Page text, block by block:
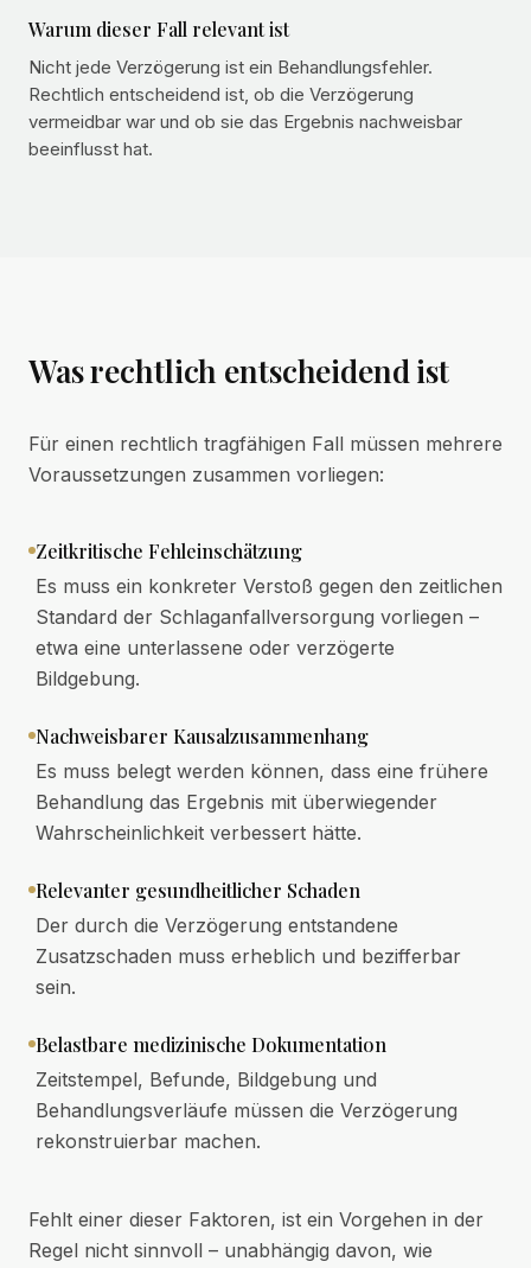
Warum dieser Fall relevant ist
Nicht jede Verzögerung ist ein Behandlungsfehler.
Rechtlich entscheidend ist, ob die Verzögerung
vermeidbar war und ob sie das Ergebnis nachweisbar
beeinflusst hat.
Was rechtlich entscheidend ist
Für einen rechtlich tragfähigen Fall müssen mehrere
Voraussetzungen zusammen vorliegen:
Zeitkritische Fehleinschätzung
Es muss ein konkreter Verstoß gegen den zeitlichen
Standard der Schlaganfallversorgung vorliegen –
etwa eine unterlassene oder verzögerte
Bildgebung.
Nachweisbarer Kausalzusammenhang
Es muss belegt werden können, dass eine frühere
Behandlung das Ergebnis mit überwiegender
Wahrscheinlichkeit verbessert hätte.
Relevanter gesundheitlicher Schaden
Der durch die Verzögerung entstandene
Zusatzschaden muss erheblich und bezifferbar
sein.
Belastbare medizinische Dokumentation
Zeitstempel, Befunde, Bildgebung und
Behandlungsverläufe müssen die Verzögerung
rekonstruierbar machen.
Fehlt einer dieser Faktoren, ist ein Vorgehen in der
Regel nicht sinnvoll – unabhängig davon, wie